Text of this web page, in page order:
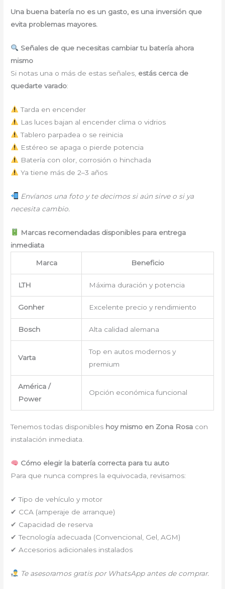
Una buena batería no es un gasto, es una inversión que
evita problemas mayores.
Señales de que necesitas cambiar tu batería ahora
mismo
Si notas una o más de estas señales, estás cerca de
quedarte varado:
Tarda en encender
Las luces bajan al encender clima o vidrios
Tablero parpadea o se reinicia
Estéreo se apaga o pierde potencia
Batería con olor, corrosión o hinchada
Ya tiene más de 2–3 años
Envíanos una foto y te decimos si aún sirve o si ya
necesita cambio.
Marcas recomendadas disponibles para entrega
inmediata
Marca Beneficio
LTH Máxima duración y potencia
Gonher Excelente precio y rendimiento
Bosch Alta calidad alemana
Varta
Top en autos modernos y
premium
América /
Power
Opción económica funcional
Tenemos todas disponibles hoy mismo en Zona Rosa con
instalación inmediata.
Cómo elegir la batería correcta para tu auto
Para que nunca compres la equivocada, revisamos:
✔ Tipo de vehículo y motor
✔ CCA (amperaje de arranque)
✔ Capacidad de reserva
✔ Tecnología adecuada (Convencional, Gel, AGM)
✔ Accesorios adicionales instalados
Te asesoramos gratis por WhatsApp antes de comprar.